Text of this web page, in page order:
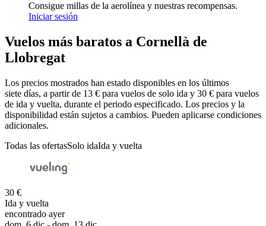
Consigue millas de la aerolínea y nuestras recompensas.
Iniciar sesión
Vuelos más baratos a Cornellà de
Llobregat
Los precios mostrados han estado disponibles en los últimos
siete días, a partir de 13 € para vuelos de solo ida y 30 € para vuelos
de ida y vuelta, durante el periodo especificado. Los precios y la
disponibilidad están sujetos a cambios. Pueden aplicarse condiciones
adicionales.
Todas las ofertasSolo idaIda y vuelta
30 €
Ida y vuelta
encontrado ayer